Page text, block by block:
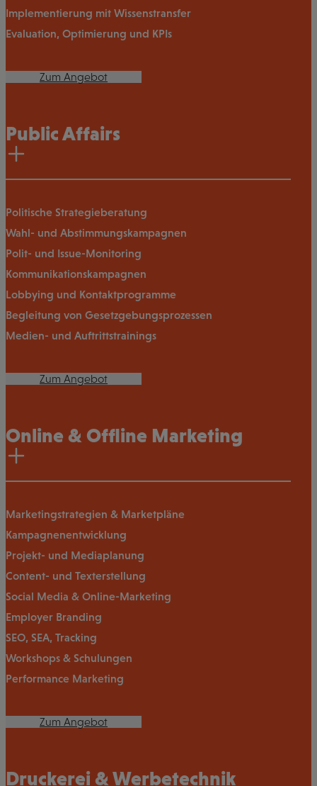
Implementierung mit Wissenstransfer
Evaluation, Optimierung und KPIs
Zum Angebot
Public Affairs
Politische Strategieberatung
Wahl- und Abstimmungskampagnen
Polit- und Issue-Monitoring
Kommunikationskampagnen
Lobbying und Kontaktprogramme
Begleitung von Gesetzgebungsprozessen
Medien- und Auftrittstrainings
Zum Angebot
Online & Offline Marketing
Marketingstrategien & Marketpläne
Kampagnenentwicklung
Projekt- und Mediaplanung
Content- und Texterstellung
Social Media & Online-Marketing
Employer Branding
SEO, SEA, Tracking
Workshops & Schulungen
Performance Marketing
Zum Angebot
Druckerei & Werbetechnik